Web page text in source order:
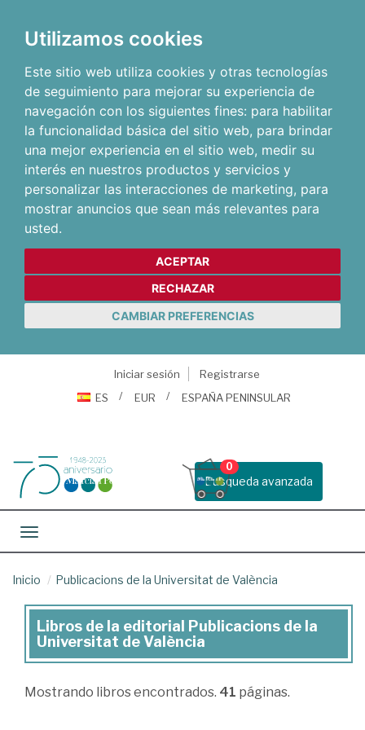
Utilizamos cookies
Este sitio web utiliza cookies y otras tecnologías
de seguimiento para mejorar su experiencia de
navegación con los siguientes fines: para habilitar
la funcionalidad básica del sitio web, para brindar
una mejor experiencia en el sitio web, medir su
interés en nuestros productos y servicios y
personalizar las interacciones de marketing, para
mostrar anuncios que sean más relevantes para
usted.
ACEPTAR
RECHAZAR
CAMBIAR PREFERENCIAS
Iniciar sesión
Registrarse
ES
EUR ESPAÑA PENINSULAR
Busqueda avanzada
0
Toggle navigation
Inicio Publicacions de la Universitat de València
Libros
de
la
Libros de la editorial Publicacions de la
Universitat de València
Mostrando libros encontrados. 41 páginas.